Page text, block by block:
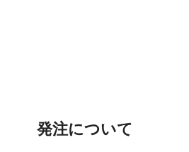
発注について